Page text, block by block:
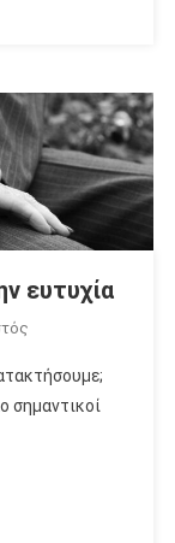
ευτυχία
σημαντικοί